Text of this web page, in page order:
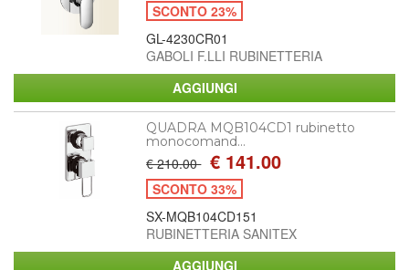
SCONTO 23%
GL-4230CR01
GABOLI F.LLI RUBINETTERIA
QUADRA MQB104CD1 rubinetto
monocomand...
€ 210.00 € 141.00
SCONTO 33%
SX-MQB104CD151
RUBINETTERIA SANITEX